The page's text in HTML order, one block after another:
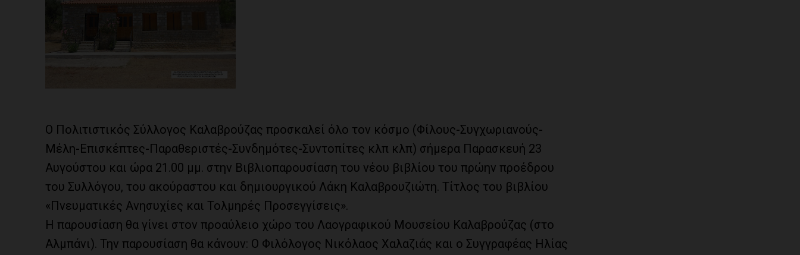
Ο Πολιτιστικός Σύλλογος Καλαβρούζας προσκαλεί όλο τον κόσμο (Φίλους-Συγχωριανούς-
Μέλη-Επισκέπτες-Παραθεριστές-Συνδημότες-Συντοπίτες κλπ κλπ) σήμερα Παρασκευή 23
Αυγούστου και ώρα 21.00 μμ. στην Βιβλιοπαρουσίαση του νέου βιβλίου του πρώην προέδρου
του Συλλόγου, του ακούραστου και δημιουργικού Λάκη Καλαβρουζιώτη. Τίτλος του βιβλίου
«Πνευματικές Ανησυχίες και Τολμηρές Προσεγγίσεις».
Η παρουσίαση θα γίνει στον προαύλειο χώρο του Λαογραφικού Μουσείου Καλαβρούζας (στο
Αλμπάνι). Την παρουσίαση θα κάνουν: Ο Φιλόλογος Νικόλαος Χαλαζιάς και ο Συγγραφέας Ηλίας